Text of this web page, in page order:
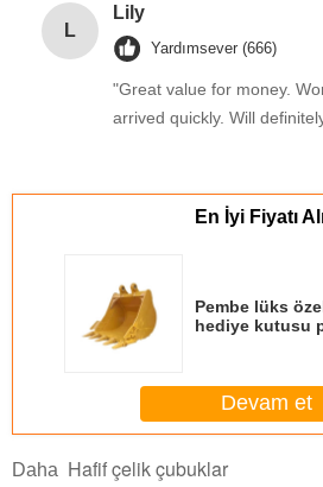
L
Lily
Yardımsever (666)
"Great value for money.
arrived quickly. Will
En İyi Fiyatı
Pembe lüks
hediye kutusu
Devam et
Daha Hafif çelik çubuklar